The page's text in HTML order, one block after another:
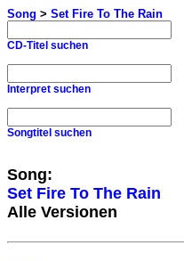
Song > Set Fire To The Rain
CD-Titel suchen
Interpret suchen
Songtitel suchen
Song:
Set Fire To The Rain
Alle Versionen